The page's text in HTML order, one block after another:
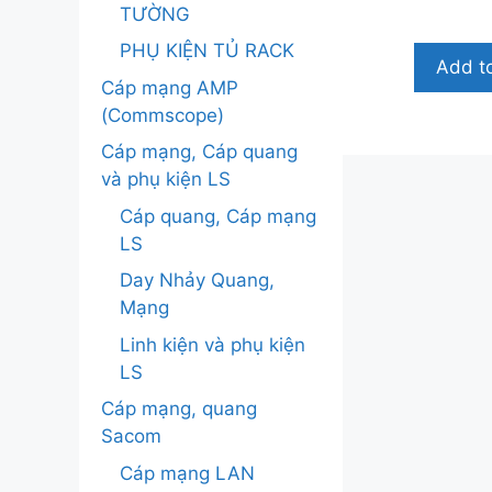
à
i
5
Add
TƯỜNG
PHỤ KIỆN TỦ RACK
Cáp mạng AMP
(Commscope)
Cáp mạng, Cáp quang
và phụ kiện LS
Cáp quang, Cáp mạng
LS
Day Nhảy Quang,
Mạng
Linh kiện và phụ kiện
LS
Cáp mạng, quang
Sacom
Cáp mạng LAN